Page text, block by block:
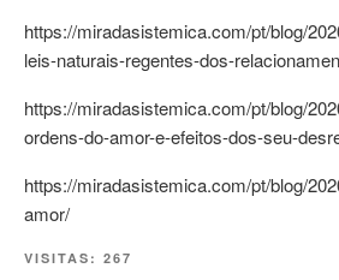
https://miradasistemica.com/pt/blog/
leis-naturais-regentes-dos-
https://miradasistemica.com/pt/blog/
ordens-do-amor-e-efeitos-dos-seu-
https://miradasistemica.com/pt/blog/
amor/
VISITAS: 267